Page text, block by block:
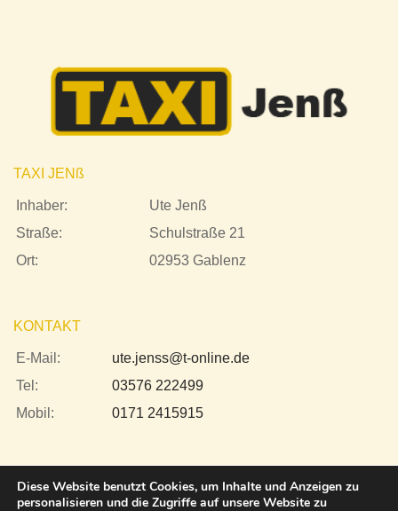
TAXI JEN ß
Inhaber:
Ute Jenß
Straße:
Schulstraße 21
Ort:
02953 Gablenz
KONTAKT
E-Mail:
ute.jenss@t-online.de
Tel:
03576 222499
Mobil:
0171 2415915
Diese Website benutzt Cookies, um Inhalte und Anzeigen zu
personalisieren und die Zugriffe auf unsere Website zu